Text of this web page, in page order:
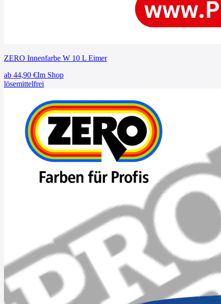
ZERO Innenfarbe W 10 L Eimer
ab 44,90 €Im Shop
lösemittelfrei